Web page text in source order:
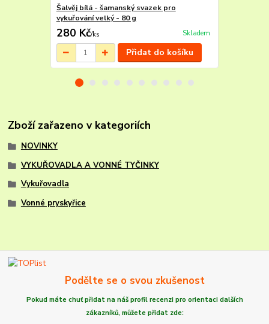
Šalvěj bílá - šamanský svazek pro
vykuřování velký - 80 g
280 Kč/ks Skladem
Přidat do košíku
Zboží zařazeno v kategoriích
NOVINKY
VYKUŘOVADLA A VONNÉ TYČINKY
Vykuřovadla
Vonné pryskyřice
Podělte se o svou zkušenost
Pokud máte chuťpřidat na náš profil recenzi pro orientaci dalších
zákazníků, můžete přidat zde: